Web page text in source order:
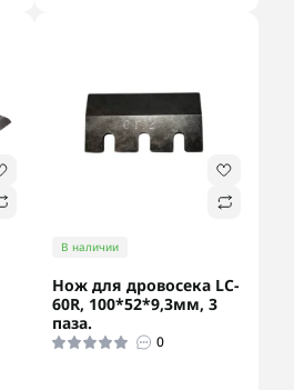
В наличии
Нож для дровосека LC-
60R, 100*52*9,3мм, 3
паза.
0